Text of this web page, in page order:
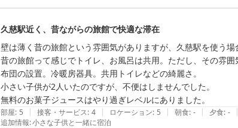
久慈駅近く、昔ながらの旅館で快適な滞在
壁は薄く昔の旅館という雰囲気がありますが、久慈駅を使う場
昔の旅館って感じでトイレ、お風呂は共用。ただし、その雰
布団の設置。冷暖房器具。共用トイレなどの綺麗さ。
小さい子供が2人いたのですが、不便はしませんでした。
無料のお菓子ジュースはやり過ぎレベルにありました。
部屋: 5 | 接客・サービス: 4 | ロケーション: 5 | 朝食: - | 夕食: - |
追加情報:小さな子供と一緒に宿泊